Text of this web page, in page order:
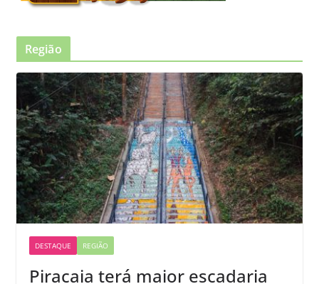
Região
DESTAQUE REGIÃO
Piracaia terá maior escadaria